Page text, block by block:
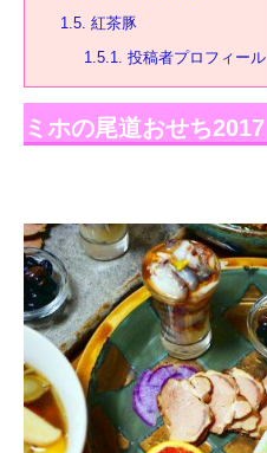
1.5. 紅茶豚
1.5.1. 投稿者プロフィール
ミホの尾道おせち2017